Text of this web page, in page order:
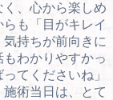
、心から楽しめ
も「目がキレイ
持ちが前向きに
わかりやすかっ
てくださいね」
術当日は、とて